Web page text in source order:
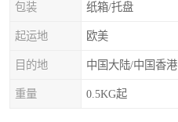
包装 纸箱/托盘
起运地 欧美
目的地 中国大陆/中国香港
重量 0.5KG起